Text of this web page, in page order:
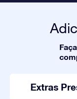
Extras